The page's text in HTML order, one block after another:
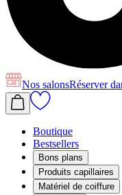
Nos salonsRéserver
Boutique
Bestsellers
Bons plans
Produits capillaires
Matériel de coiffure